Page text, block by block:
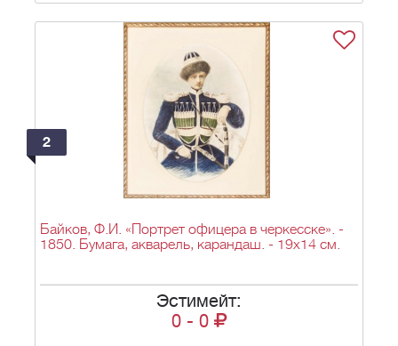
2
Байков, Ф.И. «Портрет офицера в черкесске». -
1850. Бумага, акварель, карандаш. - 19х14 см.
Эстимейт:
0 - 0